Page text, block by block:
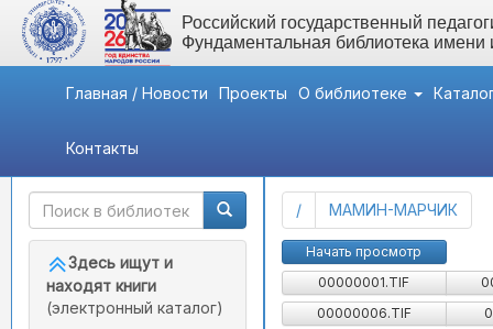
Российский государственный
Фундаментальная библиотека
Главная / Новости Проекты О библиотеке
Контакты
Быстрый доступ
Здесь ищут и
находят книги
(электронный каталог)
/(current)
МАМИН-МАРЧИК
Начать просмотр
00000001.TIF
00000006.TIF